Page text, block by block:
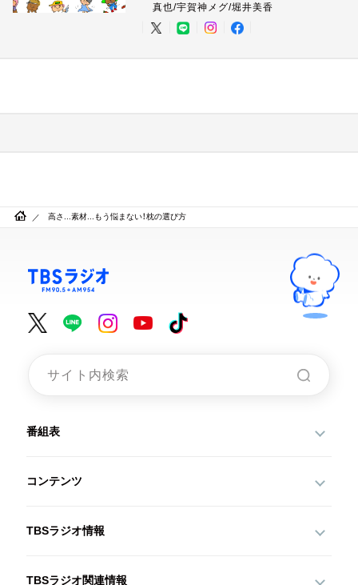
真也/宇賀神メグ/堀井美香
高さ...素材...もう悩まない！枕の選び方
番組表
コンテンツ
TBSラジオ情報
TBSラジオ関連情報